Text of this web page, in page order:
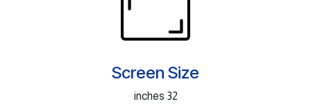
Screen Size
32 inches